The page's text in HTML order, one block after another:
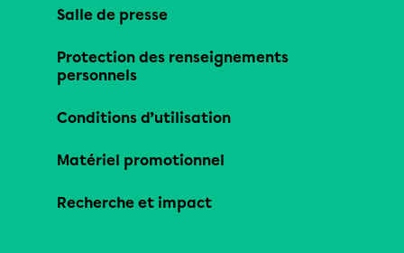
Salle de presse
Protection des renseignements
personnels
Conditions d’utilisation
Matériel promotionnel
Recherche et impact